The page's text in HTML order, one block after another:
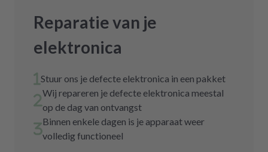
Reparatie van je
elektronica
Stuur ons je defecte elektronica in een pakket
Wij repareren je defecte elektronica meestal
op de dag van ontvangst
Binnen enkele dagen is je apparaat weer
volledig functioneel